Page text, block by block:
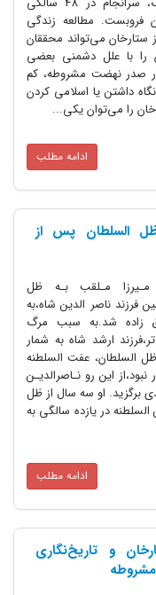
مطالعه زندگی
می‌تواند محققان
با علل دشمنی بعضی
نهضت مشروطه، کم
داشتن یا اسلامی کردن
را می‌توان یکی...
ادامه مطلب
السلطان پس از
مـلقب بـه ظل
فرزند ناصر الدین شاه،به
ق زاده‌‌ شد.به سبب مرگ
ارشد شاه به شمار
السلطان، عفت السلطنه‌
این رو نـاصرالدیـن
برگزید. او سه سال از ظل
در یازده سالگی به
ادامه مطلب
و تاریخ‌نگاری